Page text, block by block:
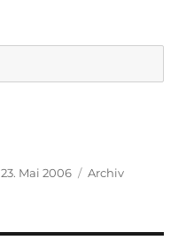
Veröffentlicht
23. Mai 2006 Kategorien
Archiv